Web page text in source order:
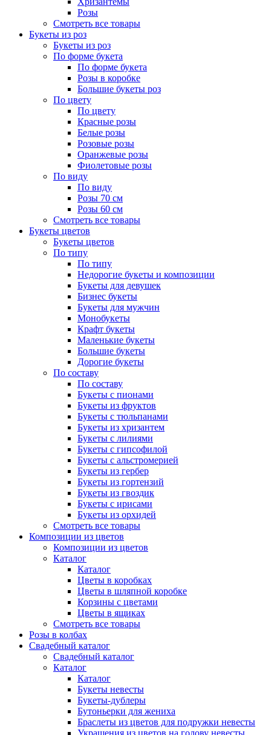
Розы
Смотреть все товары
Букеты из роз
Букеты из роз
По форме букета
По форме букета
Розы в коробке
Большие букеты роз
По цвету
По цвету
Красные розы
Белые розы
Розовые розы
Оранжевые розы
Фиолетовые розы
По виду
По виду
Розы 70 см
Розы 60 см
Смотреть все товары
Букеты цветов
Букеты цветов
По типу
По типу
Недорогие букеты и композиции
Букеты для девушек
Бизнес букеты
Букеты для мужчин
Монобукеты
Крафт букеты
Маленькие букеты
Большие букеты
Дорогие букеты
По составу
По составу
Букеты с пионами
Букеты из фруктов
Букеты с тюльпанами
Букеты из хризантем
Букеты с лилиями
Букеты с гипсофилой
Букеты с альстромерией
Букеты из гербер
Букеты из гортензий
Букеты из гвоздик
Букеты с ирисами
Букеты из орхидей
Смотреть все товары
Композиции из цветов
Композиции из цветов
Каталог
Каталог
Цветы в коробках
Цветы в шляпной коробке
Корзины с цветами
Цветы в ящиках
Смотреть все товары
Розы в колбах
Свадебный каталог
Свадебный каталог
Каталог
Каталог
Букеты невесты
Букеты-дублеры
Бутоньерки для жениха
Браслеты из цветов для подружки невесты